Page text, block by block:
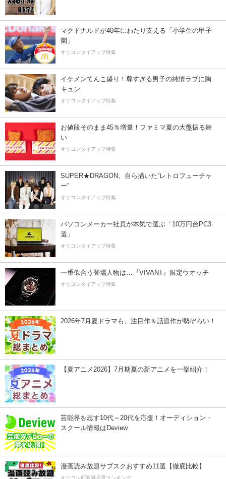
マクドナルドが40年にわたり支える「小学生の甲子
園」
オリコンタイアップ特集
イケメンてんこ盛り！尊すぎる男子の純情ラブに胸
キュン
オリコンタイアップ特集
お値段そのまま45％増量！ファミマ夏の大盤振る舞
い
オリコンタイアップ特集
SUPER★DRAGON、自ら描いた”レトロフューチャ
ー”
オリコンタイアップ特集
パソコンメーカー社員が本気で選ぶ「10万円台PC3
選」
オリコンタイアップ特集
一番似合う登場人物は…『VIVANT』限定ウオッチ
オリコンタイアップ特集
2026年7月夏ドラマも、注目作＆話題作が勢ぞろい！
【夏アニメ2026】7月期夏の新アニメを一挙紹介！
芸能界を志す10代～20代を応援！オーディション・
スクール情報はDeview
漫画読み放題サブスクおすすめ11選【徹底比較】
オリコン顧客満足度ランキング